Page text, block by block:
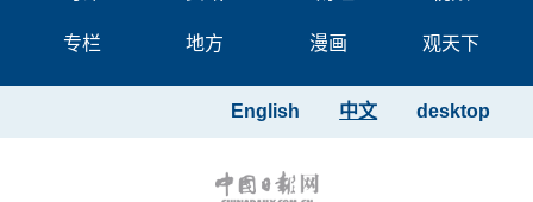
专栏 地方 漫画 观天下
desktop
中文
English